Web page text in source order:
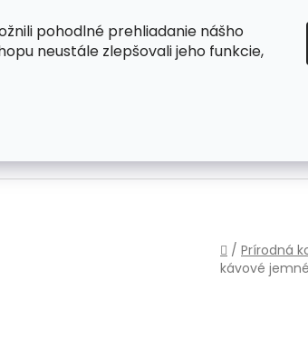
pohodlné prehliadanie nášho
neustále zlepšovali jeho funkcie,
OCHRANA OSOBNÝCH ÚDAJOV
Domov
/ Prírodná
kávové